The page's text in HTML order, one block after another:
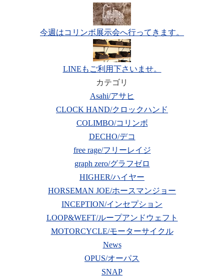
今週はコリンボ展示会へ行ってきます。
LINEもご利用下さいませ。
カテゴリ
Asahi/アサヒ
CLOCK HAND/クロックハンド
COLIMBO/コリンボ
DECHO/デコ
free rage/フリーレイジ
graph zero/グラフゼロ
HIGHER/ハイヤー
HORSEMAN JOE/ホースマンジョー
INCEPTION/インセプション
LOOP&WEFT/ループアンドウェフト
MOTORCYCLE/モーターサイクル
News
OPUS/オーパス
SNAP